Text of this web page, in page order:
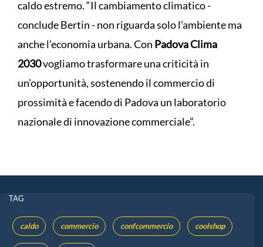
caldo estremo. “Il cambiamento climatico -
conclude Bertin - non riguarda solo l’ambiente ma
anche l’economia urbana. Con Padova Clima
2030vogliamo trasformare una criticità in
un’opportunità, sostenendo il commercio di
prossimità e facendo di Padova un laboratorio
nazionale di innovazione commerciale”.
TAG
caldo commercio confcommercio coolshop